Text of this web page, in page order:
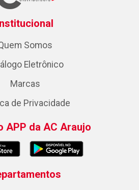
Somos
Eletrônico
Marcas
de Privacidade
APP da AC Araujo